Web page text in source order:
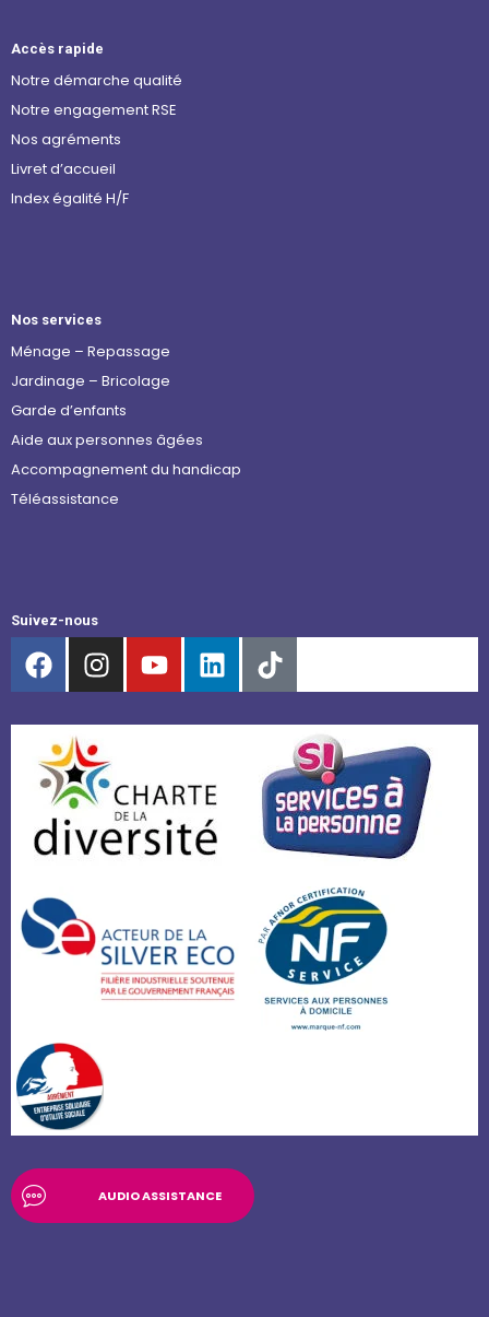
Accès rapide
Notre démarche qualité
Notre engagement RSE
Nos agréments
Livret d’accueil
Index égalité H/F
Nos services
Ménage – Repassage
Jardinage – Bricolage
Garde d’enfants
Aide aux personnes âgées
Accompagnement du handicap
Téléassistance
Suivez-nous
AUDIO ASSISTANCE